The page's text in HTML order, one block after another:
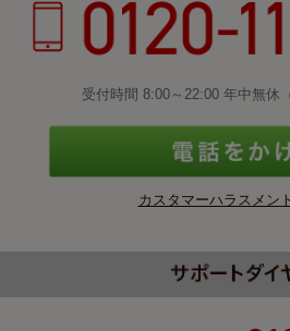
受付時間 8:00～22:00 年中無休
カスタマーハラスメン